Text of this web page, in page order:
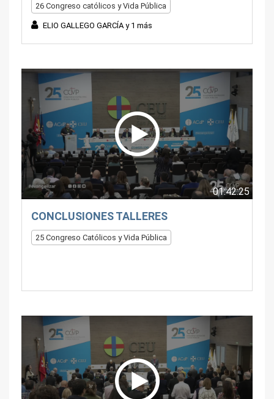
26 Congreso católicos y Vida Pública
ELIO GALLEGO GARCÍA y 1 más
01:42:25
CONCLUSIONES TALLERES
25 Congreso Católicos y Vida Pública